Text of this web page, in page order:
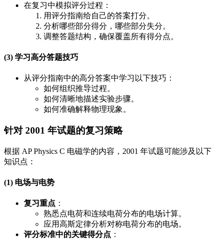
在复习中模拟评分过程：
用评分指南给自己的答案打分。
分析哪些部分得分，哪些部分失分。
调整答题结构，确保覆盖所有得分点。
(3) 学习高分答题技巧
从评分指南中的高分答案中学习以下技巧：
如何组织推导过程。
如何清晰地描述实验步骤。
如何准确解释物理现象。
针对 2001 年试题的复习策略
根据 AP Physics C 电磁学的内容，2001 年试题可能涉及以下
知识点：
(1) 电场与电势
复习重点 ：
熟悉点电荷和连续电荷分布的电场计算。
应用高斯定律分析对称电荷分布的电场。
评分标准中的关键得分点 ：